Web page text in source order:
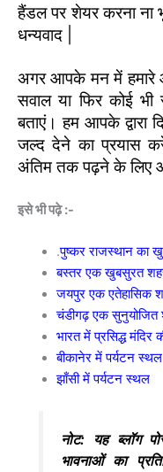
हैंडल पर शेयर करना
धन्यवाद |
अगर आपके मन में
सवाल या फिर कोई
बताएं। हम आपके
जल्द देने का प्रयास
अंतिम तक पढ़ने के लिए
इसे भी पढ़े :-
.पुष्कर राजस्थान का
बस्तर एक खुबसुरत
जयपुर एक एतेहासिक
चंडीगढ़ एक सुनुयोजित
भारत में प्रसिद्ध मंदिर
बीकानेर में पर्यटन स्थल
झाँसी में पर्यटन स्थल
नोट: यह ब्लॉग
भावनाओं का